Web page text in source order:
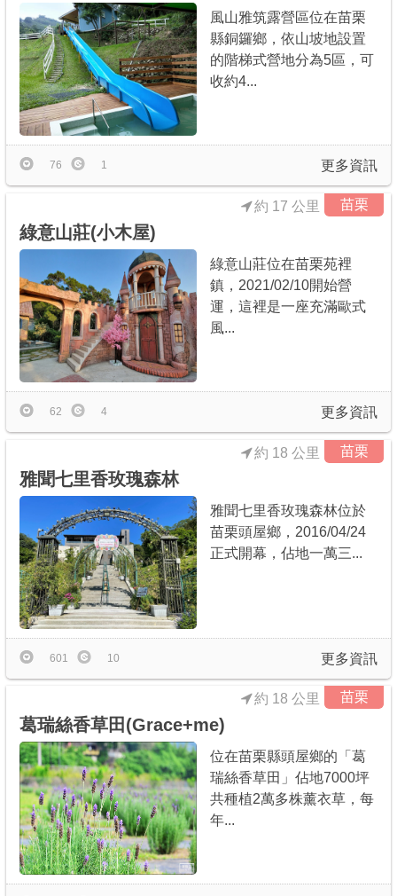
風山雅筑露營區位在苗栗
縣銅鑼鄉，依山坡地設置
的階梯式營地分為5區，可
收約4...
更多資訊
76 1
苗栗
約 17 公里
綠意山莊(小木屋)
綠意山莊位在苗栗苑裡
鎮，2021/02/10開始營
運，這裡是一座充滿歐式
風...
更多資訊
62 4
苗栗
約 18 公里
雅聞七里香玫瑰森林
雅聞七里香玫瑰森林位於
苗栗頭屋鄉，2016/04/24
正式開幕，佔地一萬三...
更多資訊
601 10
苗栗
約 18 公里
葛瑞絲香草田(Grace+me)
位在苗栗縣頭屋鄉的「葛
瑞絲香草田」佔地7000坪
共種植2萬多株薰衣草，每
年...